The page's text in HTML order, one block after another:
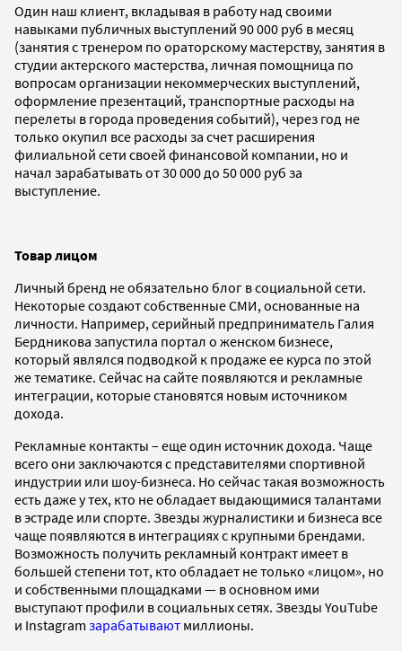
Один наш клиент, вкладывая в работу над своими
навыками публичных выступлений 90 000 руб в месяц
(занятия с тренером по ораторскому мастерству, занятия в
студии актерского мастерства, личная помощница по
вопросам организации некоммерческих выступлений,
оформление презентаций, транспортные расходы на
перелеты в города проведения событий), через год не
только окупил все расходы за счет расширения
филиальной сети своей финансовой компании, но и
начал зарабатывать от 30 000 до 50 000 руб за
выступление.
Товар лицом
Личный бренд не обязательно блог в социальной сети.
Некоторые создают собственные СМИ, основанные на
личности. Например, серийный предприниматель Галия
Бердникова запустила портал о женском бизнесе,
который являлся подводкой к продаже ее курса по этой
же тематике. Сейчас на сайте появляются и рекламные
интеграции, которые становятся новым источником
дохода.
Рекламные контакты – еще один источник дохода. Чаще
всего они заключаются с представителями спортивной
индустрии или шоу-бизнеса. Но сейчас такая возможность
есть даже у тех, кто не обладает выдающимися талантами
в эстраде или спорте. Звезды журналистики и бизнеса все
чаще появляются в интеграциях с крупными брендами.
Возможность получить рекламный контракт имеет в
большей степени тот, кто обладает не только «лицом», но
и собственными площадками — в основном ими
выступают профили в социальных сетях. Звезды YouTube
и Instagram зарабатывают миллионы.